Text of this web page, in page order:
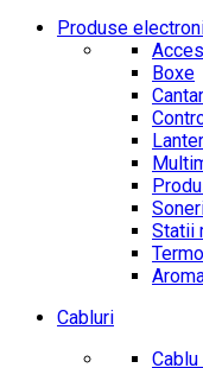
Produse
Boxe
Statii
Cabluri
Cablu